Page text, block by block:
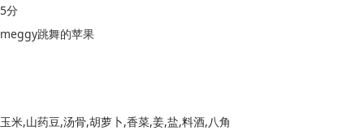
5分
meggy跳舞的苹果
玉米,山药豆,汤骨,胡萝卜,香菜,姜,盐,料酒,八角